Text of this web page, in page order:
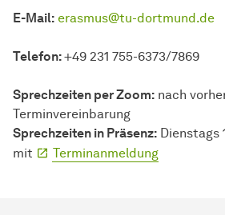
E-Mail: erasmus@tu-dortmund.de
Telefon:+49 231 755-6373/7869
Sprechzeiten per Zoom: nach
Terminvereinbarung
Sprechzeiten in Präsenz: Dienstags
mit
Terminanmeldung